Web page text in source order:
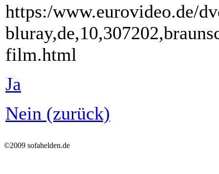
https:/www.eurovideo.de/
film.html
Ja
Nein (zurück)
©2009 sofahelden.de